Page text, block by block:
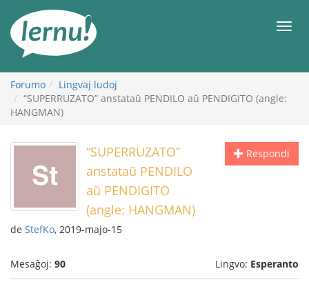
enhavo
Forumo
Lingvaj ludoj
“SUPERRUZATO” anstataŭ PENDILO aŭ PENDIGITO (angle:
HANGMAN)
Respondi
“SUPERRUZATO”
anstataŭ PENDILO
aŭ PENDIGITO
(angle: HANGMAN)
de StefKo, 2019-majo-15
Mesaĝoj: 90 Lingvo: Esperanto